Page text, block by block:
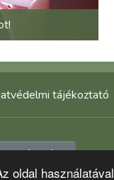
oldal
tájékoztató
a hírlevélre